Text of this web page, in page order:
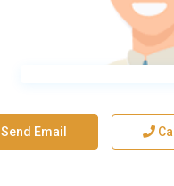
Send Email Call